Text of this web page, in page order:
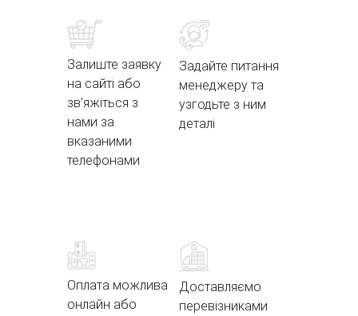
Залиште заявку
на сайті або
зв'яжіться з
нами за
вказаними
телефонами
Задайте питання
менеджеру та
узгодьте з ним
деталі
Оплата можлива
онлайн або
Доставляємо
перевізниками